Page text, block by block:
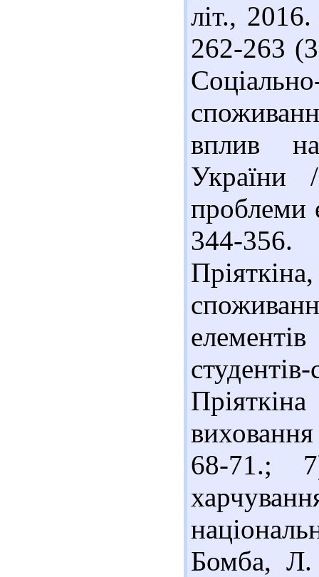
літ.,
262-263
вплив
344-
68-71.;
Бомба,